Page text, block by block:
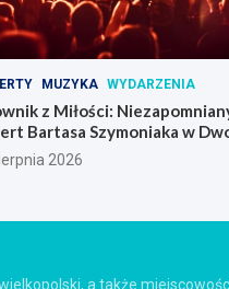
MUZYKA WYDARZENIA
z Miłości:
Bartasa Szymoniaka w
2026
a także